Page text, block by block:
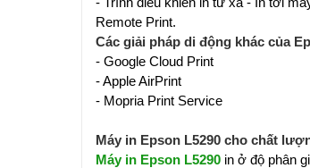
Remote Print.
Các giải pháp di động khác của
- Google Cloud Print
- Apple AirPrint
- Mopria Print Service
Máy in Epson L5290 cho chất
Máy in Epson L5290in ở độ phân